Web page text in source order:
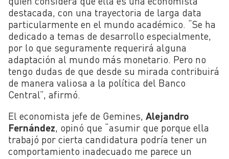
destacada, con una trayectoria de larga data
particularmente en el mundo académico. “Se ha
dedicado a temas de desarrollo especialmente,
por lo que seguramente requerirá alguna
adaptación al mundo más monetario. Pero no
tengo dudas de que desde su mirada contribuirá
de manera valiosa a la política del Banco
Central”, afirmó.
El economista jefe de Gemines, Alejandro
Fernández, opinó que “asumir que porque ella
trabajó por cierta candidatura podría tener un
comportamiento inadecuado me parece un